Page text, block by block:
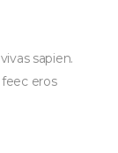
sapien.
eros